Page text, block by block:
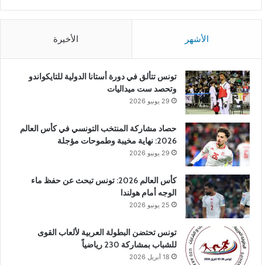
الأشهر الأخيرة
تونس تتألق في دورة أستانا الدولية للتايكواندو
وتحصد ست ميداليات
29 يونيو 2026
حصاد مشاركة المنتخب التونسي في كأس العالم
2026: نهاية مخيبة وطموحات مؤجلة
29 يونيو 2026
كأس العالم 2026: تونس تبحث عن حفظ ماء
الوجه أمام هولندا
25 يونيو 2026
تونس تحتضن البطولة العربية لألعاب القوى
للشباب بمشاركة 230 رياضياً
18 أبريل 2026